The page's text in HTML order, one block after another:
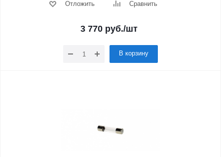
Отложить Сравнить
3 770руб./шт
В корзину